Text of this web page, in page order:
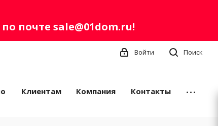
почте sale@01dom.ru!
Поиск
Войти
Клиентам Компания Контакты